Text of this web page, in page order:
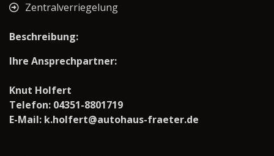
Zentralverriegelung
Beschreibung:
Ihre Ansprechpartner:
Knut Holfert
Telefon: 04351-8801719
E-Mail: k.holfert@autohaus-fraeter.de